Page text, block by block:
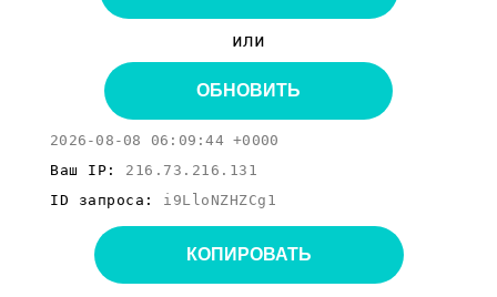
или
ОБНОВИТЬ
2026-08-08 06:09:44 +0000
Ваш IP: 216.73.216.131
ID запроса: i9LloNZHZCg1
КОПИРОВАТЬ